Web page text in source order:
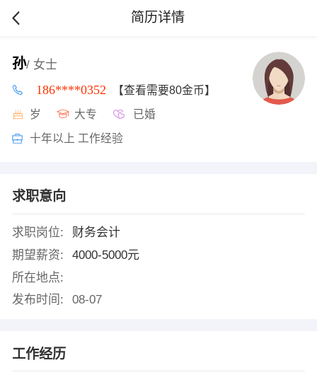
简历详情
孙/ 女士
186****0352 【查看需要80金币】
岁 大专 已婚
十年以上 工作经验
求职意向
求职岗位:
财务会计
期望薪资:
4000-5000元
所在地点:
发布时间:
08-07
工作经历